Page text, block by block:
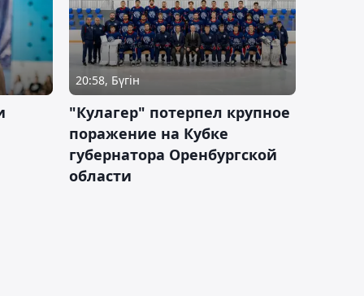
20:58, Бүгін
"Кулагер" потерпел крупное
поражение на Кубке
губернатора Оренбургской
области